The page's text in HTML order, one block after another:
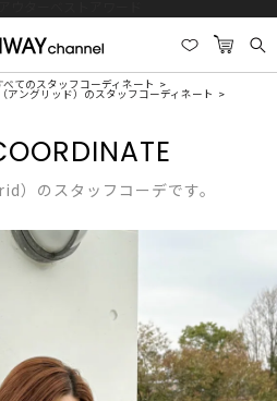
べてのスタッフコーディネート
アングリッド）のスタッフコーディネート
）のスタッフコーデです。